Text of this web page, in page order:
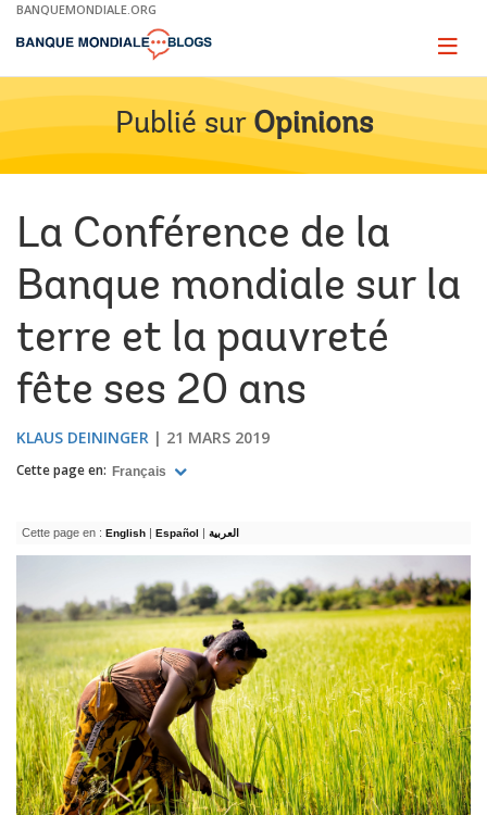
Skip
Main
BANQUEMONDIALE.ORG
Page
Publié sur Opinions
La Conférence de la
Banque mondiale sur la
terre et la pauvreté
fête ses 20 ans
KLAUS DEININGER 21 MARS 2019
Cette page en: Français
Cette page en : English | Español | العربية